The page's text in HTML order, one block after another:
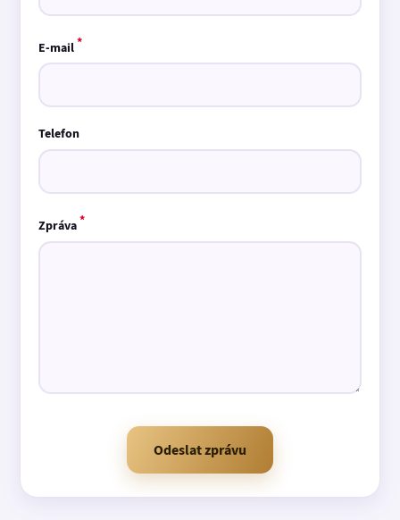
E-mail*
Telefon
Zpráva*
Odeslat zprávu